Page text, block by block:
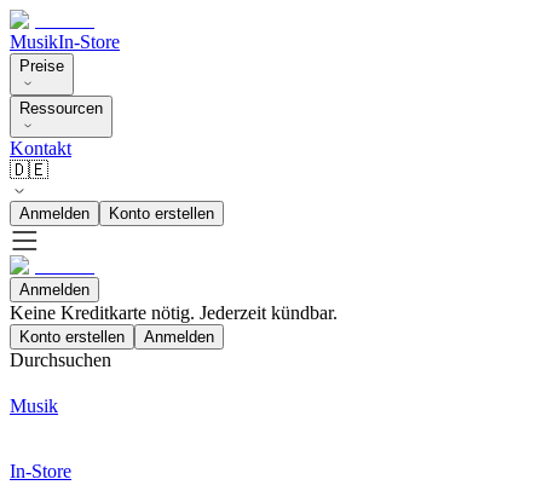
MusikIn-Store
Preise
Ressourcen
Kontakt
🇩🇪
Anmelden Konto erstellen
Anmelden
Keine Kreditkarte nötig. Jederzeit kündbar.
Konto erstellen Anmelden
Durchsuchen
Musik
In-Store